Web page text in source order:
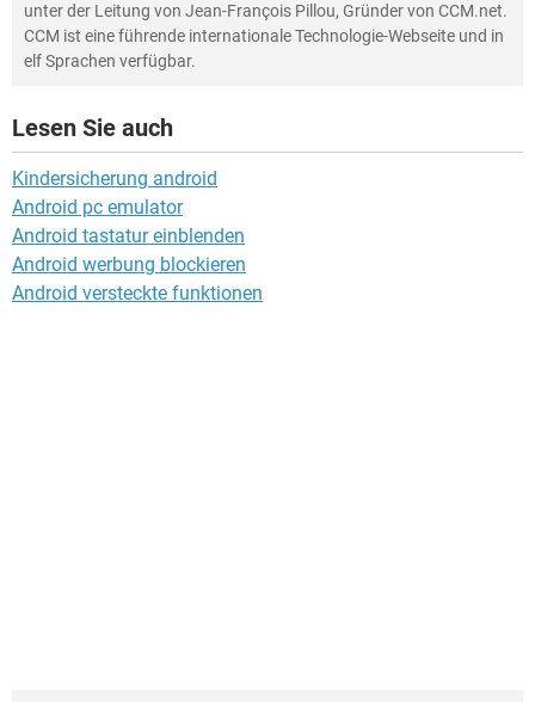
unter der Leitung von Jean-François Pillou, Gründer von CCM.net.
CCM ist eine führende internationale Technologie-Webseite und in
elf Sprachen verfügbar.
Lesen Sie auch
Kindersicherung android
Android pc emulator
Android tastatur einblenden
Android werbung blockieren
Android versteckte funktionen